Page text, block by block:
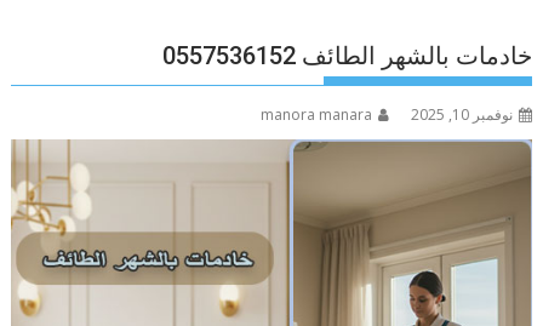
خادمات بالشهر الطائف 0557536152
نوفمبر 10, 2025 manora manara